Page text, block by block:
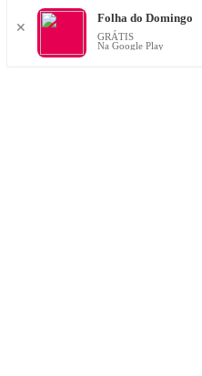
✕
Folha do Domingo
GRÁTIS
Na Google Play